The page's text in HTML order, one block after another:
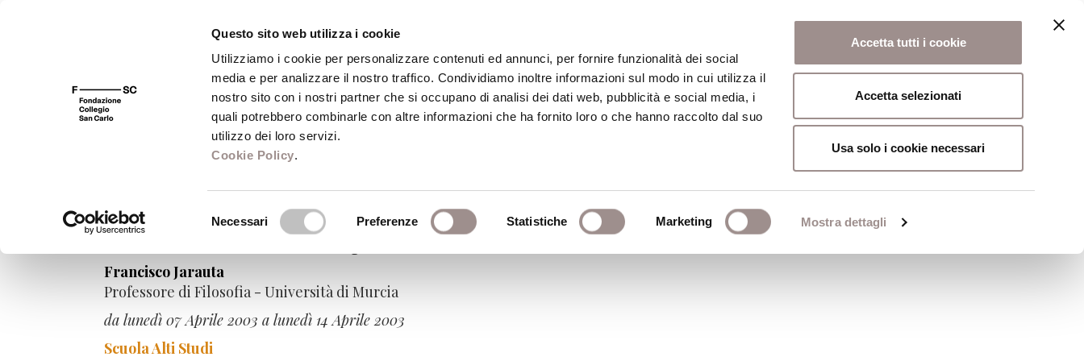
Questo sito web utilizza i cookie
Utilizziamo i cookie per personalizzare contenuti ed annunci, per fornire funzionalità dei social
media e per analizzare il nostro traffico. Condividiamo inoltre informazioni sul modo in cui utilizza il
nostro sito con i nostri partner che si occupano di analisi dei dati web, pubblicità e social media, i
quali potrebbero combinarle con altre informazioni che ha fornito loro o che hanno raccolto dal suo
utilizzo dei loro servizi.
Cookie Policy.
Necessari Preferenze Statistiche Marketing Mostra dettagli
Accetta tutti i cookie
Accetta selezionati
Usa solo i cookie necessari
FSC 400 Fondazione Biblioteca Centro Culturale Centro Studi Religiosi Scuola Alti Studi
Corsi Anno Accademico 2002 - 2003
Storia e forme della metropoli
Francisco Jarauta
Professore di Filosofia - Università di Murcia
da lunedì 07 Aprile 2003 a lunedì 14 Aprile 2003
Scuola Alti Studi